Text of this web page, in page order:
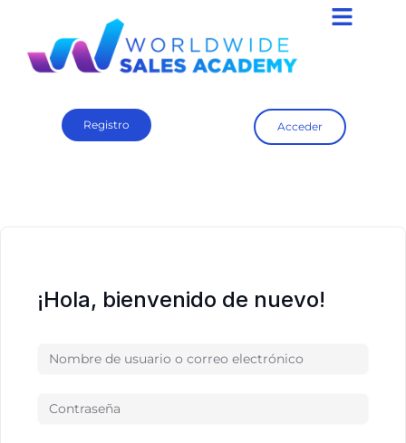
Registro Acceder
¡Hola, bienvenido de nuevo!